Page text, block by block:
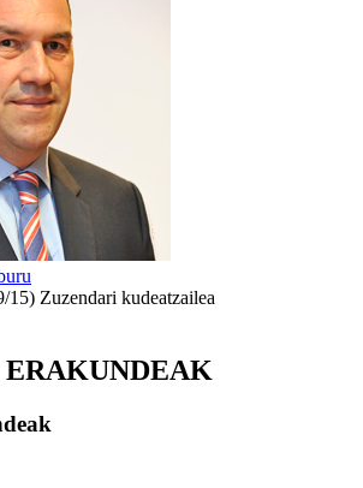
15) Zuzendari kudeatzailea